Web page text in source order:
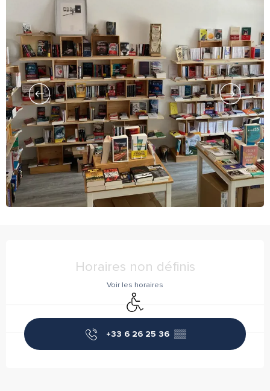
Ouverture et coordonnées
Horaires non définis
Voir les horaires
Accès handicapés
+33 6 26 25 36 ▒▒